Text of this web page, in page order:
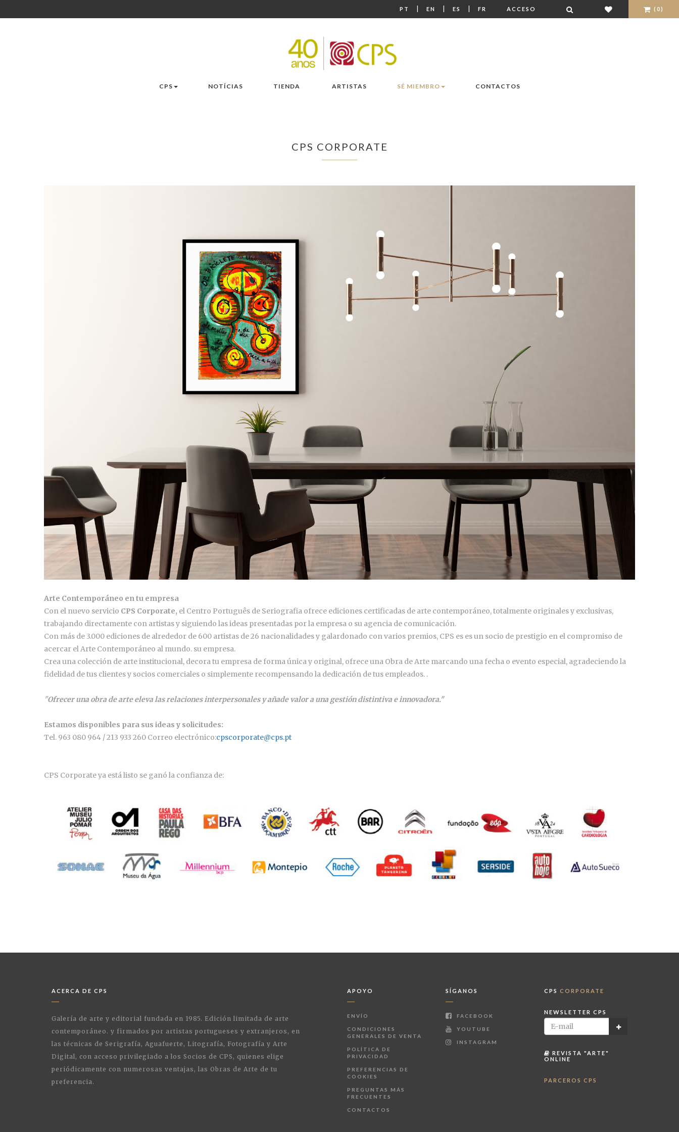
PT | EN | ES | FR ACCESO (0)
CPS NOTÍCIAS TIENDA ARTISTAS SÉ MIEMBRO CONTACTOS
CPS CORPORATE
Arte Contemporáneo en tu empresa
Con el nuevo servicio CPS Corporate, el Centro Português de Seriografia ofrece ediciones certificadas de arte contemporáneo, totalmente originales y exclusivas,
trabajando directamente con artistas y siguiendo las ideas presentadas por la empresa o su agencia de comunicación.
Con más de 3.000 ediciones de alrededor de 600 artistas de 26 nacionalidades y galardonado con varios premios, CPS es es un socio de prestigio en el compromiso de
acercar el Arte Contemporáneo al mundo. su empresa.
Crea una colección de arte institucional, decora tu empresa de forma única y original, ofrece una Obra de Arte marcando una fecha o evento especial, agradeciendo la
fidelidad de tus clientes y socios comerciales o simplemente recompensando la dedicación de tus empleados. .
"Ofrecer una obra de arte eleva las relaciones interpersonales y añade valor a una gestión distintiva e innovadora."
Estamos disponibles para sus ideas y solicitudes:
Tel. 963 080 964 / 213 933 260 Correo electrónico:cpscorporate@cps.pt
CPS Corporate ya está listo se ganó la confianza de:
ACERCA DE CPS
Galería de arte y editorial fundada en 1985. Edición limitada de arte
contemporáneo. y firmados por artistas portugueses y extranjeros, en
las técnicas de Serigrafía, Aguafuerte, Litografía, Fotografía y Arte
Digital, con acceso privilegiado a los Socios de CPS, quienes elige
periódicamente con numerosas ventajas, las Obras de Arte de tu
preferencia.
APOYO
ENVÍO
CONDICIONES
GENERALES DE VENTA
POLÍTICA DE
PRIVACIDAD
PREFERENCIAS DE
COOKIES
PREGUNTAS MÁS
FRECUENTES
CONTACTOS
SÍGANOS
FACEBOOK
YOUTUBE
INSTAGRAM
CPS CORPORATE
NEWSLETTER CPS
REVISTA "ARTE"
ONLINE
PARCEROS CPS